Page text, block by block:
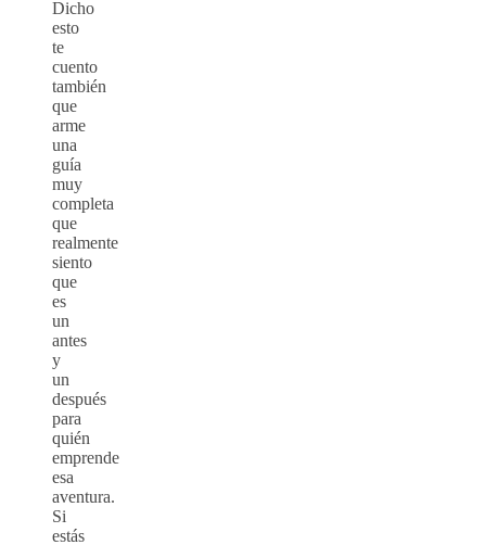
Dicho
esto
te
cuento
también
que
arme
una
guía
muy
completa
que
realmente
siento
que
es
un
antes
y
un
después
para
quién
emprende
esa
aventura.
Si
estás